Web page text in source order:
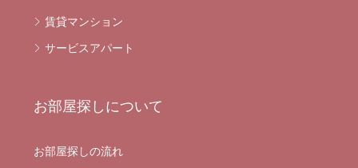
賃貸マンション
サービスアパート
お部屋探しについて
お部屋探しの流れ